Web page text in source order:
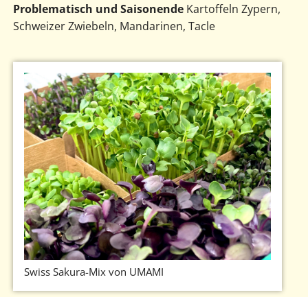
Problematisch und SaisonendeKartoffeln Zypern,
Schweizer Zwiebeln, Mandarinen, Tacle
Swiss Sakura-Mix von UMAMI